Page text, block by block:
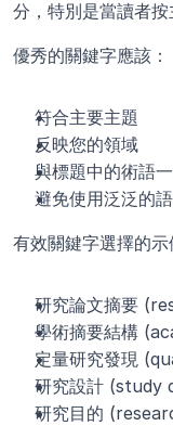
分，特別是當讀者按
優秀的關鍵字應該：
符合主要主題
反映您的領域
與標題中的術語
避免使用泛泛的
有效關鍵字選擇的示
研究論文摘要
學術摘要結構
定量研究發現
研究設計 (study
研究目的